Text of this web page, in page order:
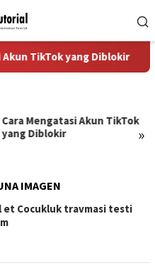
TikTok yang Diblokir
»
Cara Mengatasi Akun TikTok
yang Diblokir
IMAGEN
et Cocukluk travmasi testi